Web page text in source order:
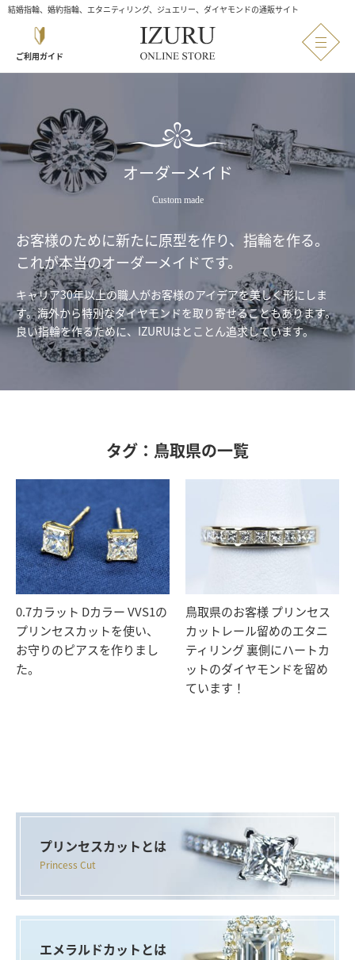
結婚指輪、婚約指輪、エタニティリング、ジュエリー、ダイヤモンドの通販サイト
ご利用ガイド
オーダーメイド
Custom made
お客様のために新たに原型を作り、指輪を作る。
これが本当のオーダーメイドです。
キャリア30年以上の職人がお客様のアイデアを美しく形にしま
す。海外から特別なダイヤモンドを取り寄せることもあります。
良い指輪を作るために、IZURUはとことん追求しています。
タグ：鳥取県の一覧
0.7カラット Dカラー VVS1の
プリンセスカットを使い、
お守りのピアスを作りまし
た。
鳥取県のお客様 プリンセス
カットレール留めのエタニ
ティリング 裏側にハートカ
ットのダイヤモンドを留め
ています！
プリンセスカットとは
Princess Cut
エメラルドカットとは